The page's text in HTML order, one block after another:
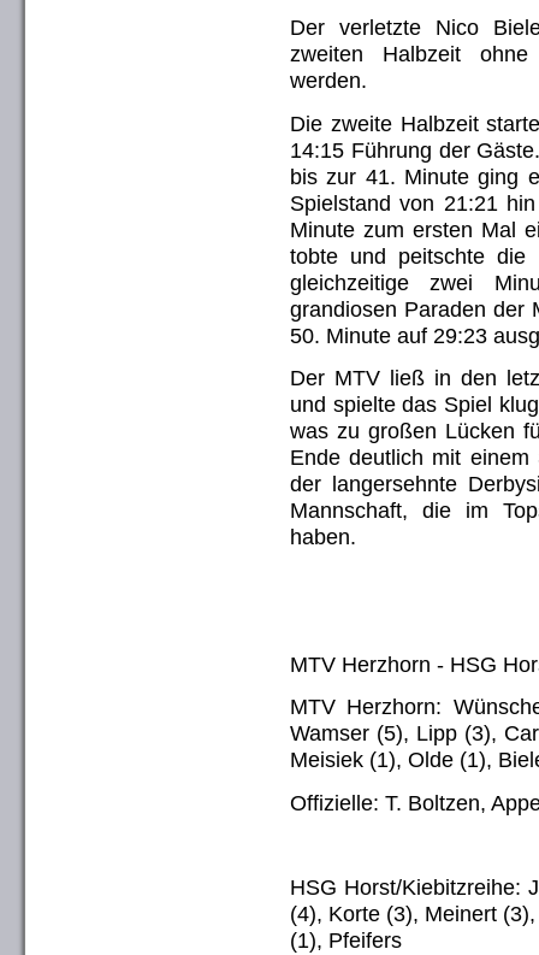
Der verletzte Nico
zweiten Halbzeit
werden.
Die zweite Halbzeit
14:15 Führung der
bis zur 41. Minute ging
Spielstand von 21:21
Minute zum ersten Mal
tobte und peitschte die
gleichzeitige zwei
grandiosen Paraden der
50. Minute auf 29:23
Der MTV ließ in den
und spielte das Spiel
was zu großen Lücken
Ende deutlich mit
der langersehnte
Mannschaft, die im
haben.
MTV Herzhorn - HSG
MTV Herzhorn:
Wamser (5), Lipp (3),
Meisiek (1), Olde (1),
Offizielle: T. Boltzen,
HSG Horst/Kiebitzreihe:
(4), Korte (3), Meinert
(1), Pfeifers